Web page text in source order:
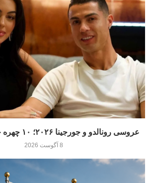
عروسی رونالدو و جورجینا ۲۰۲۶؛ ۱۰ چهره خارج از فهرست
8 آگوست 2026